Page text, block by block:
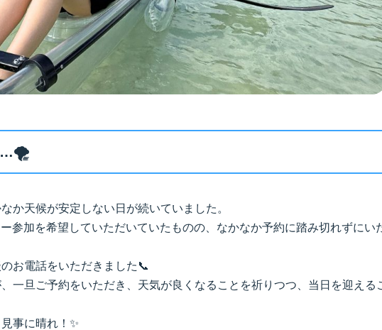
…🌪️
か天候が安定しない日が続いていました。
参加を希望していただいていたものの、なかなか予約に踏み切れずにい
お電話をいただきました📞
一旦ご予約をいただき、天気が良くなることを祈りつつ、当日を迎える
事に晴れ！✨